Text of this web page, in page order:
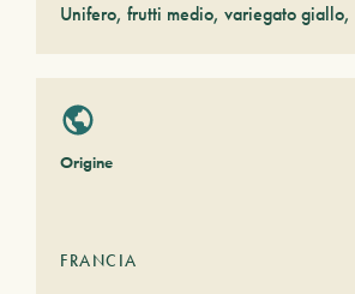
Unifero, frutti medio, variegato giallo,
Origine
FRANCIA